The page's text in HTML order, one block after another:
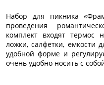
Набор для пикника
проведения
комплект входят
ложки, салфетки, емкости
удобной форме и
очень удобно носить с